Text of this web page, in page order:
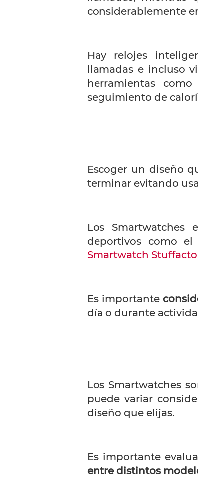
considerablemente
Hay relojes
llamadas e incluso
herramientas
seguimiento de
Escoger un diseño
terminar evitando
Los Smartwatches
deportivos como el
Smartwatch
Es importante
día o durante
Los Smartwatches
puede variar
diseño que elijas.
Es importante
entre distintos